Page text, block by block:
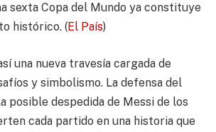
sexta Copa del Mundo ya constituye
histórico. (El País)
una nueva travesía cargada de
y simbolismo. La defensa del
posible despedida de Messi de los
cada partido en una historia que